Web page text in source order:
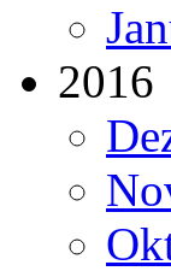
2016